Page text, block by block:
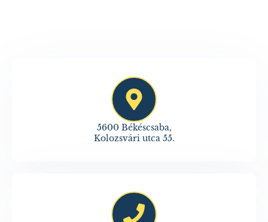
5600 Békéscsaba,
Kolozsvári utca 55.